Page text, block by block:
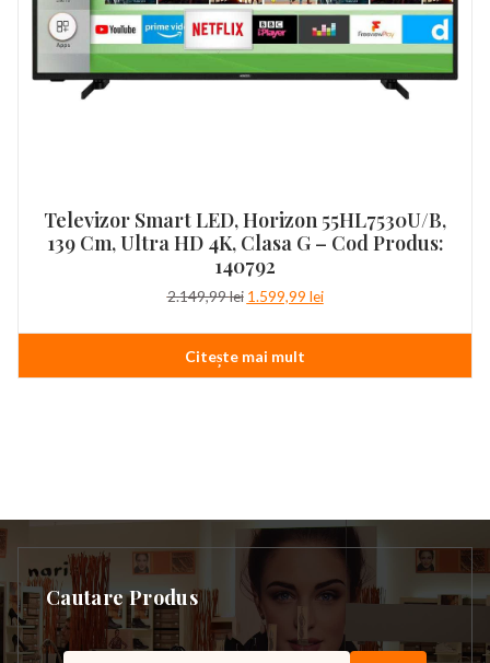
Televizor Smart LED, Horizon 55HL7530U/B,
139 Cm, Ultra HD 4K, Clasa G – Cod Produs:
140792
2.149,99lei Prețul
a
fost:
2.149,99 lei.
1.599,99 leiPrețul
este:
Citește mai mult
Cautare Produs